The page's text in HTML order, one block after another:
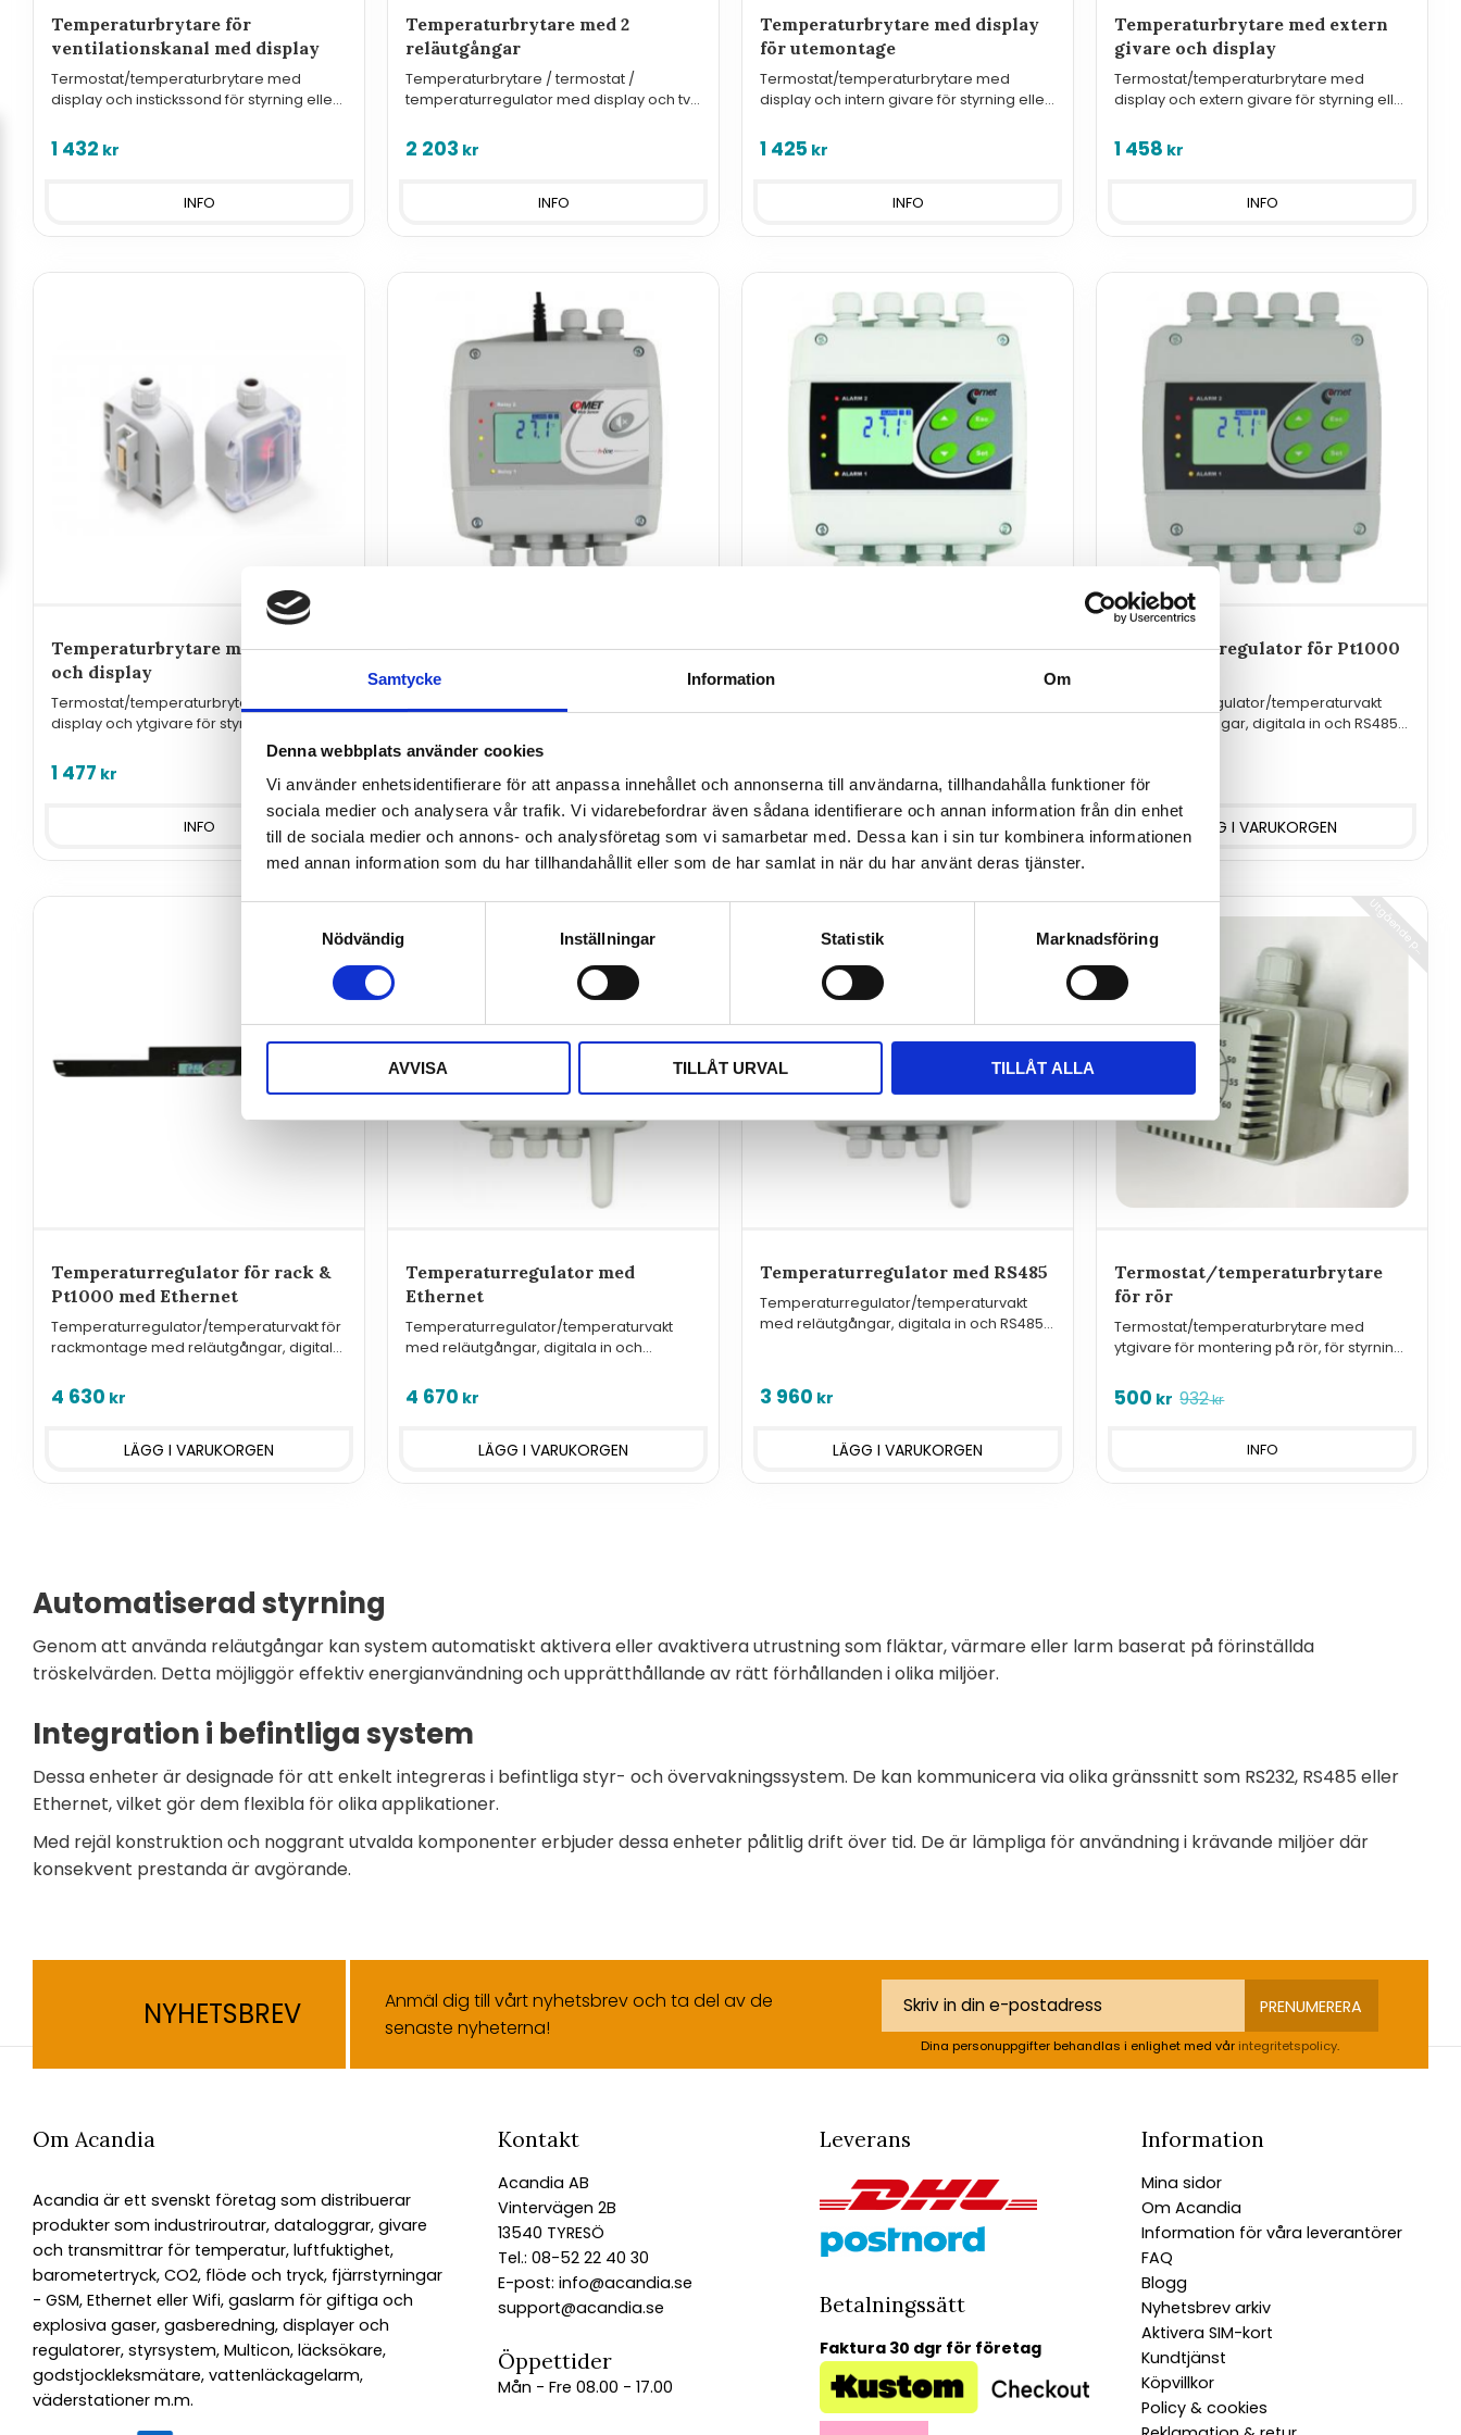
Samtycke Information Om
Denna webbplats använder cookies
Vi använder enhetsidentifierare för att anpassa innehållet och annonserna till användarna, tillhandahålla funktioner för
sociala medier och analysera vår trafik. Vi vidarebefordrar även sådana identifierare och annan information från din enhet
till de sociala medier och annons- och analysföretag som vi samarbetar med. Dessa kan i sin tur kombinera informationen
med annan information som du har tillhandahållit eller som de har samlat in när du har använt deras tjänster.
Nödvändig
Inställningar Statistik Marknadsföring
AVVISA TILLÅT URVAL TILLÅT ALLA
Temperaturbrytare för
ventilationskanal med display
Termostat/temperaturbrytare med
display och instickssond för styrning eller
1 432 kr
INFO
Temperaturbrytare med 2
reläutgångar
Temperaturbrytare / termostat /
temperaturregulator med display och två
övervakning.
2 203 kr
INFO
Temperaturbrytare med display
för utemontage
Termostat/temperaturbrytare med
display och intern givare för styrning eller
1 425 kr
INFO
Temperaturbrytare med extern
givare och display
Termostat/temperaturbrytare med
display och extern givare för styrning eller
1 458 kr
INFO
Temperaturbrytare med ytgivare
och display
Termostat/temperaturbrytare med
display och ytgivare för styrning eller
1 477 kr
INFO
Temperaturregulator för Pt1000
med Ethernet
nätverksanslutning för extern
4 560kr
Temperaturregulator för Pt1000
med RS232
Temperaturregulator för Pt1000
Temperaturregulator/temperaturvakt
med reläutgångar, digitala in och RS485
3 580
Temperaturregulator för rack &
Pt1000 med Ethernet
Temperaturregulator/temperaturvakt för
rackmontage med reläutgångar, digitala
temperaturgivare typ Pt1000.
4 630 kr
Temperaturregulator med
Ethernet
Temperaturregulator/temperaturvakt
med reläutgångar, digitala in och
4 670 kr
Temperaturregulator med RS485
Temperaturregulator/temperaturvakt
med reläutgångar, digitala in och RS485
3 960 kr
Termostat/temperaturbrytare
för rör
Termostat/temperaturbrytare med
ytgivare för montering på rör, för styrning
500 kr 932kr
46
INFO
Automatiserad styrning
Genom att använda reläutgångar kan system automatiskt aktivera eller avaktivera utrustning som fläktar, värmare eller larm baserat på förinställda
tröskelvärden. Detta möjliggör effektiv energianvändning och upprätthållande av rätt förhållanden i olika miljöer.
Integration i befintliga system
Dessa enheter är designade för att enkelt integreras i befintliga styr- och övervakningssystem. De kan kommunicera via olika gränssnitt som RS232, RS485 eller
Ethernet, vilket gör dem flexibla för olika applikationer.
Med rejäl konstruktion och noggrant utvalda komponenter erbjuder dessa enheter pålitlig drift över tid. De är lämpliga för användning i krävande miljöer där
konsekvent prestanda är avgörande.
NYHETSBREV
Anmäl dig till vårt nyhetsbrev och ta del av de
senaste nyheterna!
PRENUMERERA
Dina personuppgifter behandlas i enlighet med vår integritetspolicy.
Om Acandia
Acandia är ett svenskt företag som distribuerar
produkter som industriroutrar, dataloggrar, givare
och transmittrar för temperatur, luftfuktighet,
barometertryck, CO2, flöde och tryck, fjärrstyrningar
- GSM, Ethernet eller Wifi, gaslarm för giftiga och
explosiva gaser, gasberedning, displayer och
regulatorer, styrsystem, Multicon, läcksökare,
godstjockleksmätare, vattenläckagelarm,
väderstationer m.m.
Kontakt
Acandia AB
Vintervägen 2B
13540 TYRESÖ
Tel.: 08-52 22 40 30
E-post: info@acandia.se
support@acandia.se
Öppettider
Mån - Fre 08.00 - 17.00
Leverans
Betalningssätt
Faktura 30 dgr för företag
Information
Mina sidor
Om Acandia
Information för våra leverantörer
FAQ
Blogg
Nyhetsbrev arkiv
Aktivera SIM-kort
Kundtjänst
Köpvillkor
Policy & cookies